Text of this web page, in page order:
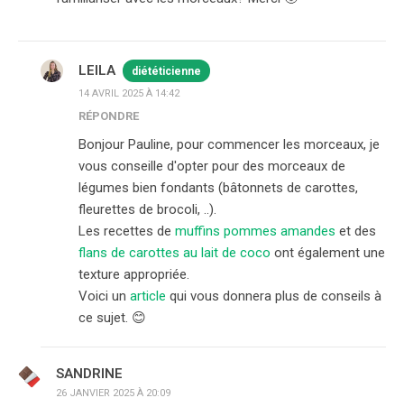
LEILA diététicienne
14 AVRIL 2025 À 14:42
RÉPONDRE
Bonjour Pauline, pour commencer les morceaux, je
vous conseille d'opter pour des morceaux de
légumes bien fondants (bâtonnets de carottes,
fleurettes de brocoli, ..).
Les recettes de muffins pommes amandes et des
flans de carottes au lait de coco ont également une
texture appropriée.
Voici un article qui vous donnera plus de conseils à
ce sujet. 😊
SANDRINE
26 JANVIER 2025 À 20:09